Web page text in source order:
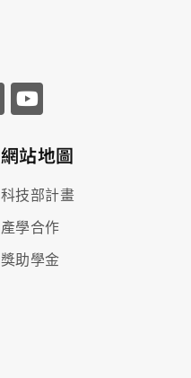
網站地圖
科技部計畫
產學合作
獎助學金